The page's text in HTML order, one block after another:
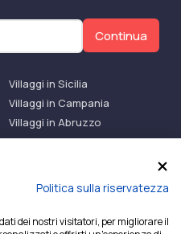
Continua
Villaggi in Sicilia
Villaggi in Campania
Villaggi in Abruzzo
Villaggi TH Resort
S.r.l.
Politica sulla riservatezza
dei nostri visitatori, per migliorare il